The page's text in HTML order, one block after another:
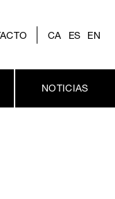
CA ES EN
NOTICIAS